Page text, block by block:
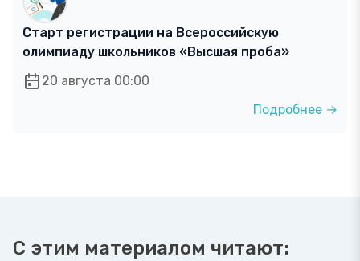
Старт регистрации на Всероссийскую
олимпиаду школьников «Высшая проба»
20 августа 00:00
Подробнее →
С этим материалом читают: